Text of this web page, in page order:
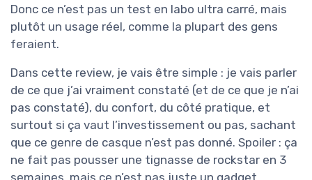
Donc ce n’est pas un test en labo ultra carré, mais
plutôt un usage réel, comme la plupart des gens
feraient.
Dans cette review, je vais être simple : je vais parler
de ce que j’ai vraiment constaté (et de ce que je n’ai
pas constaté), du confort, du côté pratique, et
surtout si ça vaut l’investissement ou pas, sachant
que ce genre de casque n’est pas donné. Spoiler : ça
ne fait pas pousser une tignasse de rockstar en 3